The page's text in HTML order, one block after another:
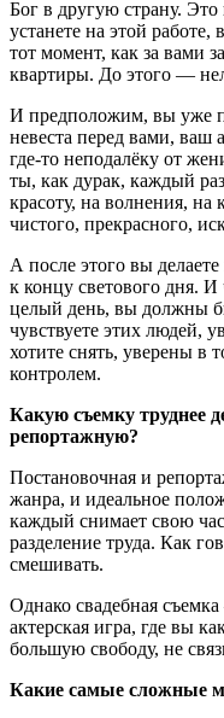
Бог в другую страну. Это
устанете на этой работе,
тот момент, как за вами
квартиры. До этого —
И предположим, вы уже
невеста перед вами, ваш
где-то неподалёку от
ты, как дурак, каждый
красоту, на волнения,
чистого, прекрасного,
А после этого вы
к концу светового дня.
целый день, вы должны
чувствуете этих людей,
хотите снять, уверены в
контролем.
Какую съемку труднее
репортажную?
Постановочная и
жанра, и идеальное
каждый снимает свою
разделение труда. Как
смешивать.
Однако свадебная
актерская игра, где вы
большую свободу, не
Какие самые сложные